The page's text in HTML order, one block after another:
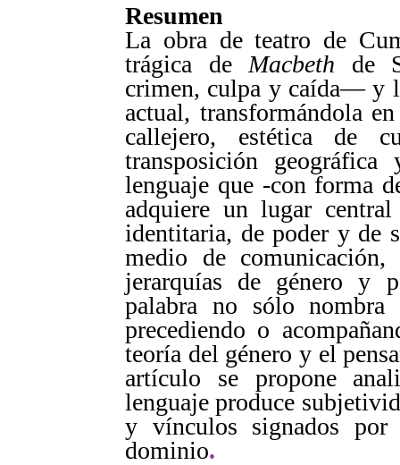
Resumen
La obra de teatro de
trágica de Macbeth de
crimen, culpa y caída— y
actual, transformándola
callejero, estética de
transposición
lenguaje que -con forma
adquiere un lugar
identitaria, de poder y de
medio de
jerarquías de género y
palabra no sólo
precediendo o
teoría del género y el
artículo se propone
lenguaje produce
y vínculos signados
dominio.